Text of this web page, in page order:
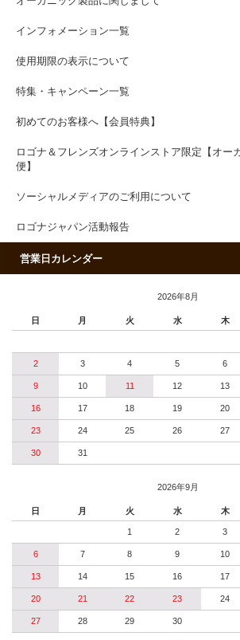
インフォメーション一覧
使用期限の表示について
特集・キャンペーン一覧
初めてのお客様へ【会員特典】
ロゴナ＆フレンズオンラインストア限定【オー
便】
ソーシャルメディアのご利用について
ロゴナジャパン活動報告
営業日カレンダー
2026年8月
日 月 火 水 木
2 3 4 5 6
9 10 11 12 13
16 17 18 19 20
23 24 25 26 27
30 31
2026年9月
日 月 火 水 木
1 2 3
6 7 8 9 10
13 14 15 16 17
20 21 22 23 24
27 28 29 30